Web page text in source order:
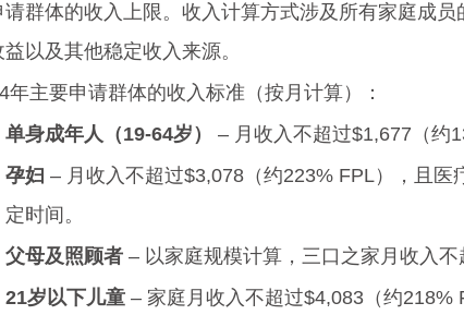
请群体的收入上限。收入计算方式涉及所有家庭成
益以及其他稳定收入来源。
年主要申请群体的收入标准（按月计算）：
单身成年人（19-64岁）
– 月收入不超过$1,677（约
孕妇 – 月收入不超过$3,078（约223% FPL），且医
定时间。
父母及照顾者 – 以家庭规模计算，三口之家月收入不
21岁以下儿童 – 家庭月收入不超过$4,083（约218%